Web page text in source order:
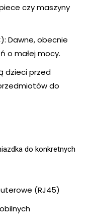
czy maszyny
Dawne, obecnie
o małej mocy.
dzieci przed
do
do konkretnych
(RJ45)